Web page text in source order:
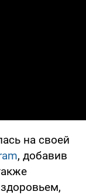
на своей
, добавив